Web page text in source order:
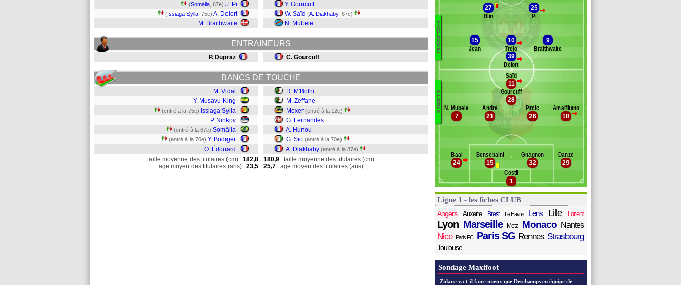
(Somália , 67e) J. Pi
(Issiaga Sylla , 75e) A. Delort
M. Braithwaite
Y. Gourcuff
W. Saïd (A. Diakhaby, 87e)
N. Mubele
ENTRAINEURS
P. Dupraz C. Gourcuff
BANCS DE TOUCHE
M. Vidal
Y. Musavu-King
(entré à la 75e) Issiaga Sylla
P. Ninkov
(entré à la 67e) Somália
(entré à la 70e) Y. Bodiger
O. Édouard
R. M'Bolhi
M. Zeffane
Mexer (entré à la 12e)
G. Fernandes
A. Hunou
G. Sio (entré à la 70e)
A. Diakhaby (entré à la 87e)
taille moyenne des titulaires (cm) : 182,8
age moyen des titulaires (ans) : 23,5
180,9 : taille moyenne des titulaires (cm)
25,7 : age moyen des titulaires (ans)
Banc des remplaçants
Vidal
Musavu-King
Somália
Bodiger
T
O
U
L
O
U
S
E
Banc des remplaçants
Zeffane
Mexer
Hunou
Diakhaby
R
E
N
N
E
S
27
Blin
>
25
Pi
15
Jean
>
10
Trejo
9
Braithwaite
>
39
Delort
1
Costil
29
Danzé
32
Gnagnon
15
Bensebaini
>
24
Baal
>
18
Amalfitano
26
Prcic
21
André
7
N. Mubele
28
Gourcuff
>
11
Saïd
Ligue 1 - les fiches CLUB
Angers
Auxerre Brest Le Havre Lens Lille Lorient
Lyon Marseille Metz Monaco Nantes
Nice Paris FC Paris SG Rennes Strasbourg
Toulouse
Sondage Maxifoot
Zidane va t-il faire mieux que Deschamps en équipe de